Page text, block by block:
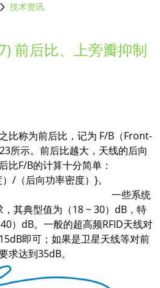
技术资讯
前后比、上旁瓣抑制
比称为前后比，记为 F/B（Front-
所示。前后比越大，天线的后向
比F/B的计算十分简单：
度）/（后向功率密度）}。
系统
其典型值为（18 ~ 30）dB，特
）dB。一般的超高频RFID天线对
即可；如果是卫星天线等对前
求达到35dB。